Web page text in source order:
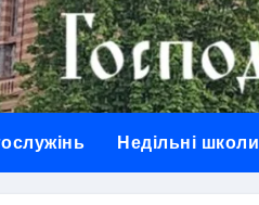
Недільні школи